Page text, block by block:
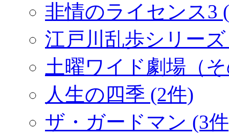
非情のライセンス3
江戸川乱歩シリー
土曜ワイド劇場（
人生の四季 (2件)
ザ・ガードマン (3